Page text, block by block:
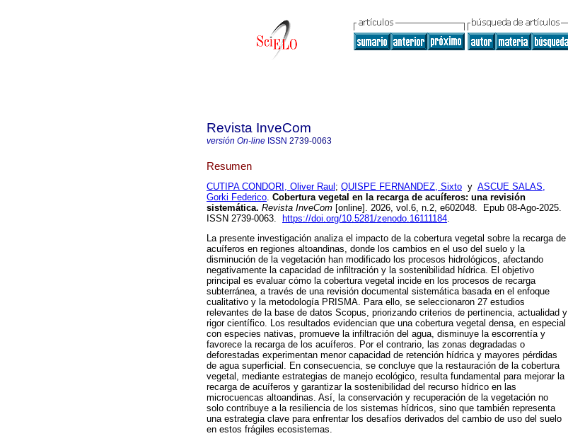
Revista InveCom
versión On-line ISSN 2739-0063
Resumen
CUTIPA CONDORI, Oliver Raul ; QUISPE FERNANDEZ, Sixto y ASCUE SALAS,
Gorki Federico. Cobertura vegetal en la recarga de acuíferos: una revisión
sistemática. Revista InveCom [online]. 2026, vol.6, n.2, e602048. Epub 08-Ago-2025.
ISSN 2739-0063.
https://doi.org/10.5281/zenodo.16111184.
La presente investigación analiza el impacto de la cobertura vegetal sobre la recarga de
acuíferos en regiones altoandinas, donde los cambios en el uso del suelo y la
disminución de la vegetación han modificado los procesos hidrológicos, afectando
negativamente la capacidad de infiltración y la sostenibilidad hídrica. El objetivo
principal es evaluar cómo la cobertura vegetal incide en los procesos de recarga
subterránea, a través de una revisión documental sistemática basada en el enfoque
cualitativo y la metodología PRISMA. Para ello, se seleccionaron 27 estudios
relevantes de la base de datos Scopus, priorizando criterios de pertinencia, actualidad y
rigor científico. Los resultados evidencian que una cobertura vegetal densa, en especial
con especies nativas, promueve la infiltración del agua, disminuye la escorrentía y
favorece la recarga de los acuíferos. Por el contrario, las zonas degradadas o
deforestadas experimentan menor capacidad de retención hídrica y mayores pérdidas
de agua superficial. En consecuencia, se concluye que la restauración de la cobertura
vegetal, mediante estrategias de manejo ecológico, resulta fundamental para mejorar la
recarga de acuíferos y garantizar la sostenibilidad del recurso hídrico en las
microcuencas altoandinas. Así, la conservación y recuperación de la vegetación no
solo contribuye a la resiliencia de los sistemas hídricos, sino que también representa
una estrategia clave para enfrentar los desafíos derivados del cambio de uso del suelo
en estos frágiles ecosistemas.